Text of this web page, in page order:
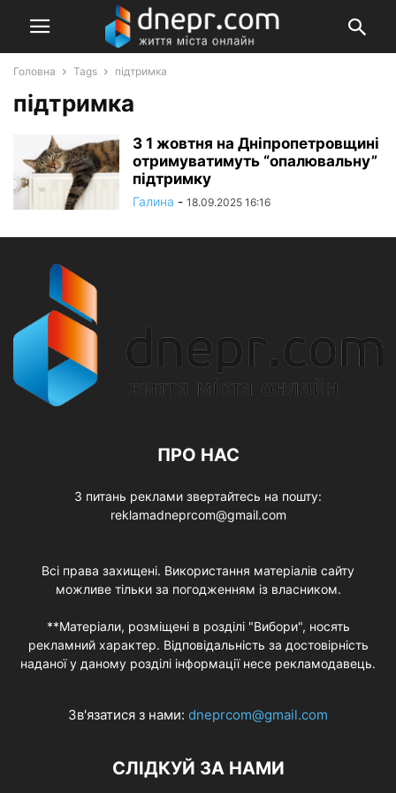
Головна Tags підтримка
підтримка
З 1 жовтня на Дніпропетровщині
отримуватимуть “опалювальну”
підтримку
Галина - 18.09.2025 16:16
ПРО НАС
З питань реклами звертайтесь на пошту:
reklamadneprcom@gmail.com
Всі права захищені. Використання матеріалів сайту
можливе тільки за погодженням із власником.
**Матеріали, розміщені в розділі "Вибори", носять
рекламний характер. Відповідальність за достовірність
наданої у даному розділі інформації несе рекламодавець.
Зв'язатися з нами: dneprcom@gmail.com
СЛІДКУЙ ЗА НАМИ